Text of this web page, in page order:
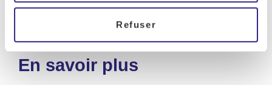
Refuser
En savoir plus